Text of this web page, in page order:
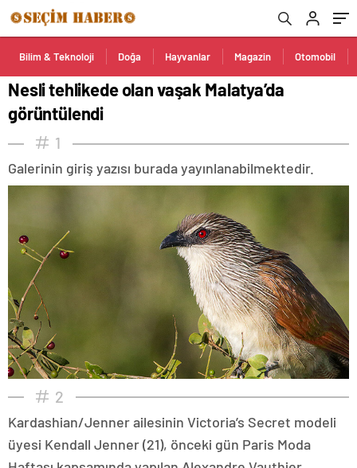
Bilim & Teknoloji Doğa Hayvanlar Magazin Otomobil
Nesli tehlikede olan vaşak Malatya’da
görüntülendi
1
Galerinin giriş yazısı burada yayınlanabilmektedir.
2
Kardashian/Jenner ailesinin Victoria’s Secret modeli
üyesi Kendall Jenner (21), önceki gün Paris Moda